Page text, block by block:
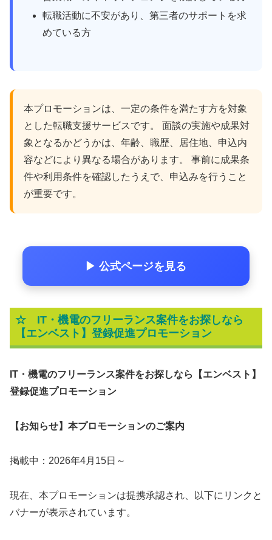
転職活動に不安があり、第三者のサポートを求
めている方
本プロモーションは、一定の条件を満たす方を対象
とした転職支援サービスです。 面談の実施や成果対
象となるかどうかは、年齢、職歴、居住地、申込内
容などにより異なる場合があります。 事前に成果条
件や利用条件を確認したうえで、申込みを行うこと
が重要です。
▶ 公式ページを見る
☆ IT・機電のフリーランス案件をお探しなら
【エンベスト】登録促進プロモーション
IT・機電のフリーランス案件をお探しなら【エンベスト】
登録促進プロモーション
【お知らせ】本プロモーションのご案内
掲載中：2026年4月15日～
現在、本プロモーションは提携承認され、以下にリンクと
バナーが表示されています。